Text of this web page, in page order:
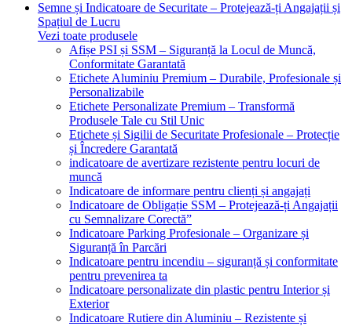
Semne și Indicatoare de Securitate – Protejează-ți Angajații și
Spațiul de Lucru
Vezi toate produsele
Afișe PSI și SSM – Siguranță la Locul de Muncă,
Conformitate Garantată
Etichete Aluminiu Premium – Durabile, Profesionale și
Personalizabile
Etichete Personalizate Premium – Transformă
Produsele Tale cu Stil Unic
Etichete și Sigilii de Securitate Profesionale – Protecție
și Încredere Garantată
indicatoare de avertizare rezistente pentru locuri de
muncă
Indicatoare de informare pentru clienți și angajați
Indicatoare de Obligație SSM – Protejează-ți Angajații
cu Semnalizare Corectă”
Indicatoare Parking Profesionale – Organizare și
Siguranță în Parcări
Indicatoare pentru incendiu – siguranță și conformitate
pentru prevenirea ta
Indicatoare personalizate din plastic pentru Interior și
Exterior
Indicatoare Rutiere din Aluminiu – Rezistente și